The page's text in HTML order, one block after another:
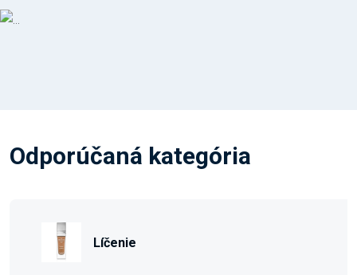
Odporúčaná kategória
Líčenie